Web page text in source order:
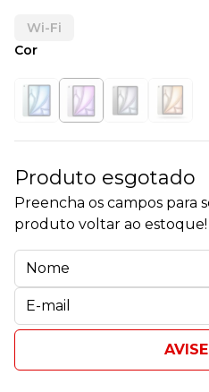
Wi-Fi
Cor
Produto esgotado
Preencha os campos para
produto voltar ao estoque!